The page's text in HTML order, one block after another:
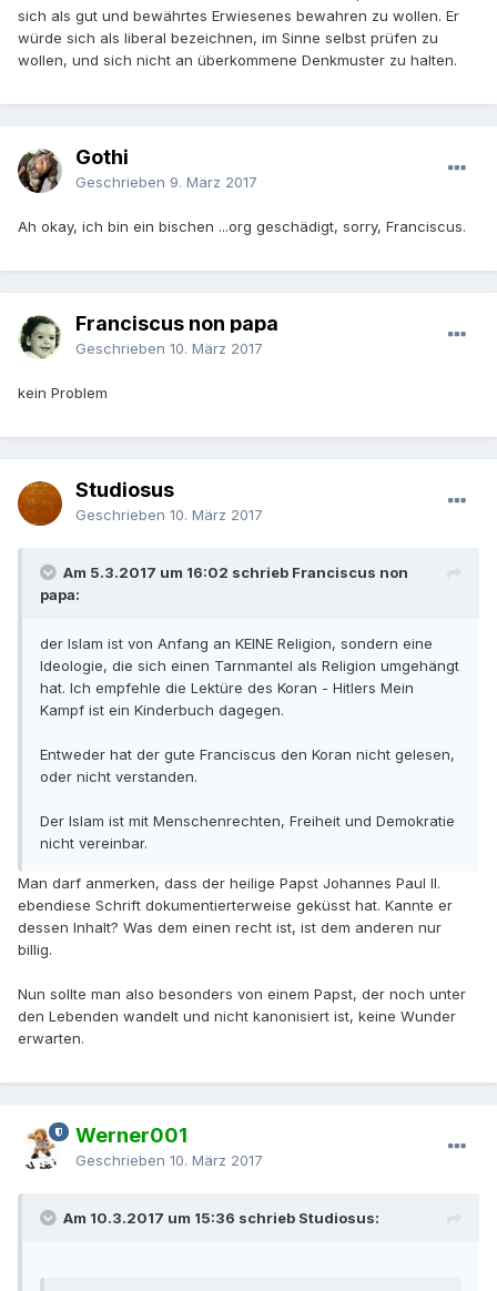
sich als gut und bewährtes Erwiesenes bewahren zu wollen. Er
würde sich als liberal bezeichnen, im Sinne selbst prüfen zu
wollen, und sich nicht an überkommene Denkmuster zu halten.
Gothi
Geschrieben 9. März 2017
Ah okay, ich bin ein bischen ...org geschädigt, sorry, Franciscus.
Franciscus non papa
Geschrieben 10. März 2017
kein Problem
Studiosus
Geschrieben 10. März 2017
Am 5.3.2017 um 16:02 schrieb Franciscus non
papa:
der Islam ist von Anfang an KEINE Religion, sondern eine
Ideologie, die sich einen Tarnmantel als Religion umgehängt
hat. Ich empfehle die Lektüre des Koran - Hitlers Mein
Kampf ist ein Kinderbuch dagegen.
Entweder hat der gute Franciscus den Koran nicht gelesen,
oder nicht verstanden.
Der Islam ist mit Menschenrechten, Freiheit und Demokratie
nicht vereinbar.
Man darf anmerken, dass der heilige Papst Johannes Paul II.
ebendiese Schrift dokumentierterweise geküsst hat. Kannte er
dessen Inhalt? Was dem einen recht ist, ist dem anderen nur
billig.
Nun sollte man also besonders von einem Papst, der noch unter
den Lebenden wandelt und nicht kanonisiert ist, keine Wunder
erwarten.
Werner001
Geschrieben 10. März 2017
Am 10.3.2017 um 15:36 schrieb Studiosus: